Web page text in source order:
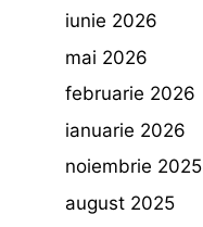
iunie 2026
mai 2026
februarie 2026
ianuarie 2026
noiembrie 2025
august 2025